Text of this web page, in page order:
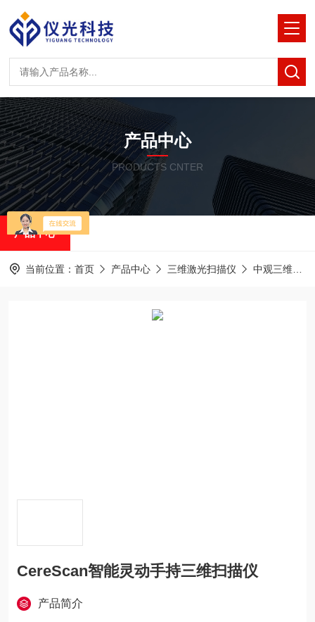
产品中心
PRODUCTS CNTER
产品中心
当前位置： 首页 产品中心 三维激光扫描仪 中观三维激光扫描仪
CereScan智能灵动手持三维扫描仪
产品简介